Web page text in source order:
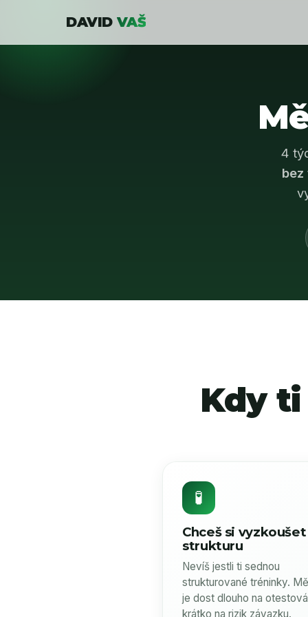
DAVID VAŠ
4
Kdy ti
🧪
Chceš si vyzkoušet
strukturu
Nevíš jestli ti sednou
strukturované tréninky.
je dost dlouho na
krátko na rizik závazku.